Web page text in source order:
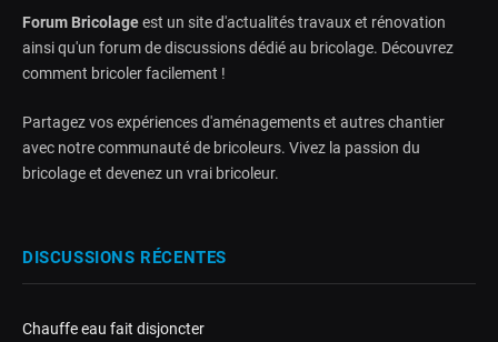
Forum Bricolageest un site d'actualités travaux et rénovation
ainsi qu'un forum de discussions dédié au bricolage. Découvrez
comment bricoler facilement !
Partagez vos expériences d'aménagements et autres chantier
avec notre communauté de bricoleurs. Vivez la passion du
bricolage et devenez un vrai bricoleur.
DISCUSSIONS RÉCENTES
Chauffe eau fait disjoncter